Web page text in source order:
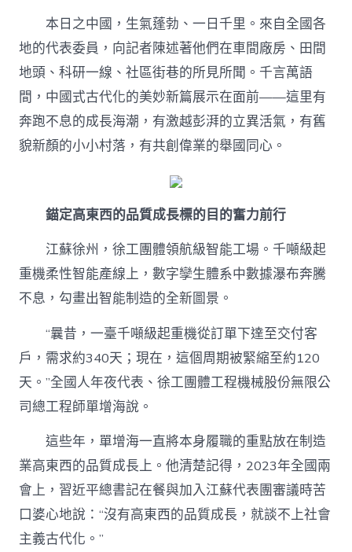
新
篇〉
中
本日之中國，生氣蓬勃、一日千里。來自全國各
地的代表委員，向記者陳述著他們在車間廠房、田間
地頭、科研一線、社區街巷的所見所聞。千言萬語
間，中國式古代化的美妙新篇展示在面前——這里有
奔跑不息的成長海潮，有激越彭湃的立異活氣，有舊
貌新顏的小小村落，有共創偉業的舉國同心。
錨定高東西的品質成長標的目的奮力前行
江蘇徐州，徐工團體領航級智能工場。千噸級起
重機柔性智能產線上，數字孿生體系中數據瀑布奔騰
不息，勾畫出智能制造的全新圖景。
“曩昔，一臺千噸級起重機從訂單下達至交付客
戶，需求約340天；現在，這個周期被緊縮至約120
天。”全國人年夜代表、徐工團體工程機械股份無限公
司總工程師單增海說。
這些年，單增海一直將本身履職的重點放在制造
業高東西的品質成長上。他清楚記得，2023年全國兩
會上，習近平總書記在餐與加入江蘇代表團審議時苦
口婆心地說：“沒有高東西的品質成長，就談不上社會
主義古代化。”